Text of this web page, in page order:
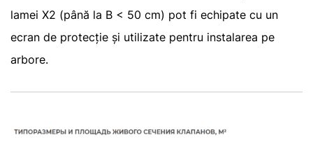
lamei X2 (până la B < 50 cm) pot fi echipate cu un
ecran de protecție și utilizate pentru instalarea pe
arbore.